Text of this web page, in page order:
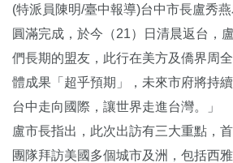
(特派員陳明/臺中報導)台中市長盧秀
圓滿完成，於今（21）日清晨返台，
們長期的盟友，此行在美方及僑界周
體成果「超乎預期」，未來市府將持
台中走向國際，讓世界走進台灣。」
盧市長指出，此次出訪有三大重點，
團隊拜訪美國多個城市及洲，包括西